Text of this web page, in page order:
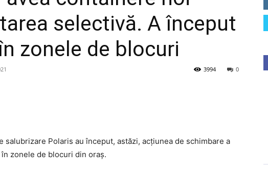
selectivă. A început
zonele de blocuri
0
3994
salubrizare Polaris au început, astăzi, acțiunea de schimbare a
zonele de blocuri din oraș.